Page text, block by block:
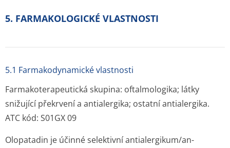
5. FARMAKOLOGICKÉ VLASTNOSTI
5.1 Farmakodynamické vlastnosti
Farmakoterapeutická skupina: oftalmologika; látky
snižující překrvení a antialergika; ostatní antialergika.
ATC kód: S01GX 09
Olopatadin je účinné selektivní antialergikum/an­